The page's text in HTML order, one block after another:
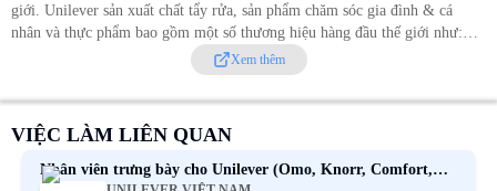
giới. Unilever sản xuất chất tẩy rửa, sản phẩm chăm sóc gia đình & cá
nhân và thực phẩm bao gồm một số thương hiệu hàng đầu thế giới như:
Omo, Lux, Lifebuoy, Dove, Close-up, Sunsilk, Clear, Pond's, Lipton,
Bắt đầu kinh doanh tại Việt Nam từ năm 1995, Unilever đã phát
triển thành công và bền vững. Chìa khóa thành công của chúng tôi là sự
hiểu biết sâu sắc về người tiêu dùng Việt Nam và cam kết giúp cuộc sống
của người Việt tốt đẹp hơn.Tại Unilever Việt Nam, chúng tôi cam kết nâng
cao chất lượng cuộc sống cho mọi người ở khắp mọi nơi thông qua việc
cung cấp các sản phẩm và dịch vụ có thương hiệu. Chúng tôi tin rằng con
Xem thêm
VIỆC LÀM LIÊN QUAN
Nhân viên trưng bày cho Unilever (Omo, Knorr, Comfort,